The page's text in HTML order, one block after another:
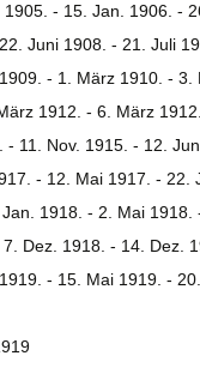
- 15. Jan. 1906. -
Juni 1908. - 21. Juli
- 1. März 1910. -
1912. - 6. März
- 11. Nov. 1915. - 12.
- 12. Mai 1917. - 22.
1918. - 2. Mai
Dez. 1918. - 14. Dez.
- 15. Mai 1919. -